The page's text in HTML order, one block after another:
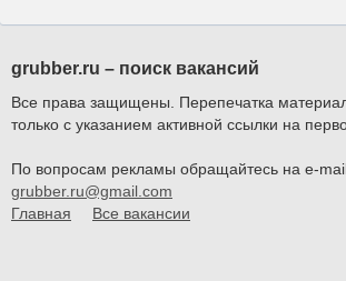
grubber.ru – поиск вакансий
Все права защищены. Перепечатка
только с указанием активной ссылки на
По вопросам рекламы обращайтесь на e-
grubber.ru@gmail.com
Главная
Все вакансии